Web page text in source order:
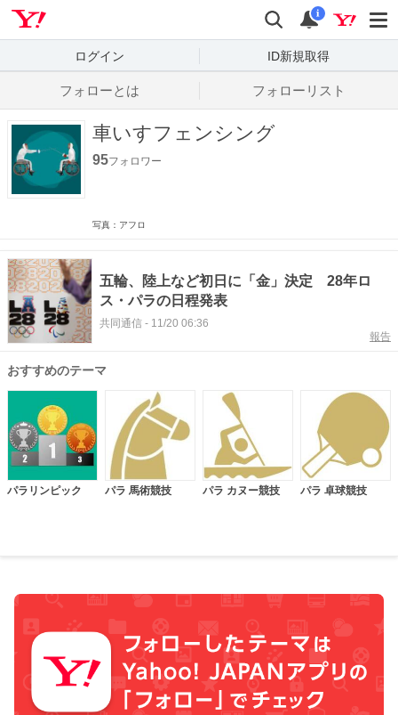
検索
通知
i
ログイン ID新規取得
フォローとは フォローリスト
車いすフェンシング
95フォロワー
写真：アフロ
五輪、陸上など初日に「金」決定 28年ロ
ス・パラの日程発表
共同通信 - 11/20 06:36
報告
おすすめのテーマ
パラリンピック パラ 馬術競技 パラ カヌー競技 パラ 卓球競技